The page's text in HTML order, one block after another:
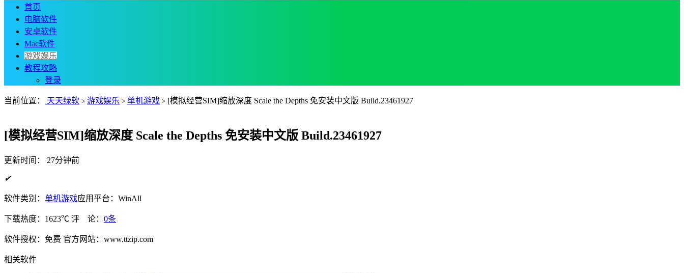
首页
电脑软件
安卓软件
Mac软件
游戏娱乐
教程攻略
登录
当前位置： 天天绿软 > 游戏娱乐 > 单机游戏 > [模拟经营SIM]缩放深度 Scale the Depths 免安装中文版 Build.23461927
[模拟经营SIM]缩放深度 Scale the Depths 免安装中文版 Build.23461927
更新时间： 27分钟前
✔
软件类别： 单机游戏应用平台：WinAll
下载热度：1623℃ 评 论： 0条
软件授权：免费 官方网站：www.ttzip.com
相关软件